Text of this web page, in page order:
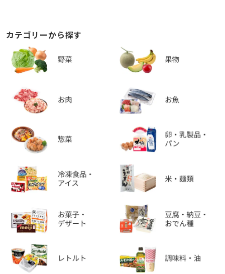
カテゴリーから探す